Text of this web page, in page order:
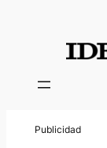
contenido